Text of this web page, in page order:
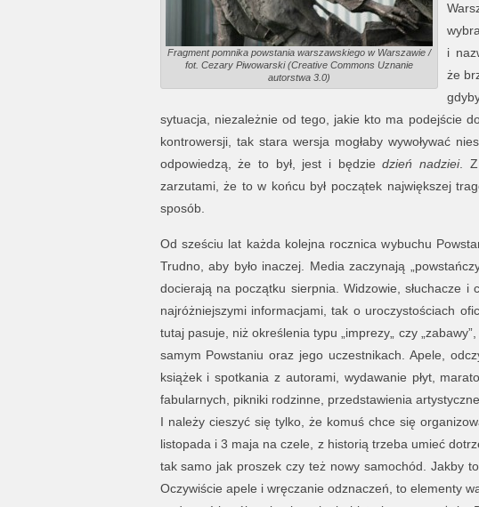
Fragment pomnika powstania warszawskiego w Warszawie /
fot. Cezary Piwowarski (Creative Commons Uznanie
autorstwa 3.0)
i
że
sytuacja, niezależnie od tego, jakie kto ma podejście
kontrowersji, tak stara wersja mogłaby wywoływać
odpowiedzą, że to był, jest i będziedzień nadziei. Z
zarzutami, że to w końcu był początek największej
sposób.
Od sześciu lat każda kolejna rocznica wybuchu
Trudno, aby było inaczej. Media zaczynają
docierają na początku sierpnia. Widzowie, słuchacze
najróżniejszymi informacjami, tak o uroczystościach
tutaj pasuje, niż określenia typu „imprezy„ czy
samym Powstaniu oraz jego uczestnikach. Apele,
książek i spotkania z autorami, wydawanie płyt,
fabularnych, pikniki rodzinne, przedstawienia
I należy cieszyć się tylko, że komuś chce się
listopada i 3 maja na czele, z historią trzeba umieć
tak samo jak proszek czy też nowy samochód. Jakby
Oczywiście apele i wręczanie odznaczeń, to elementy